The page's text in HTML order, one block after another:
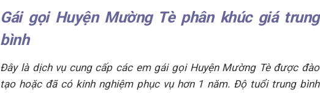
Gái gọi Huyện Mường Tè phân khúc giá trung
bình
Đây là dịch vụ cung cấp các em gái gọi Huyện Mường Tè được đào
tạo hoặc đã có kinh nghiệm phục vụ hơn 1 năm. Độ tuổi trung bình